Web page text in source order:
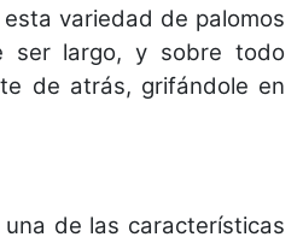
variedad de palomos
ser largo, y sobre todo
de atrás, grifándole en
una de las características